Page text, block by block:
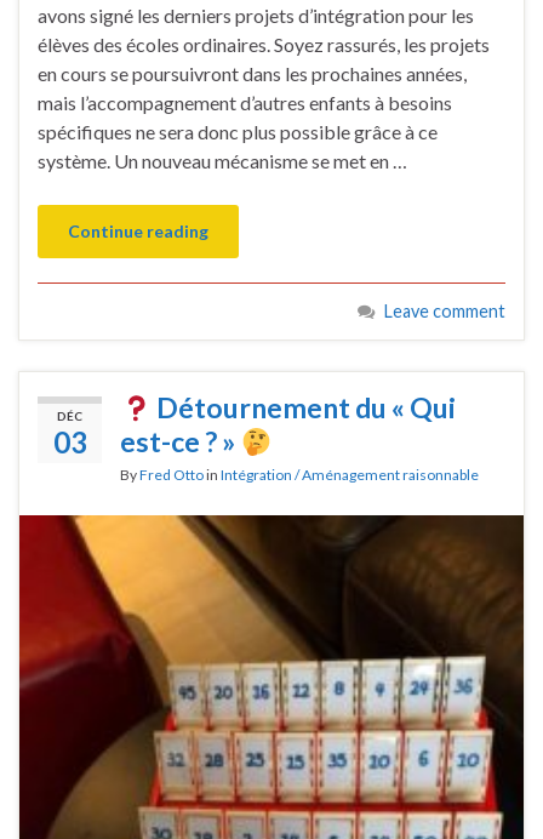
avons signé les derniers projets d’intégration pour les
élèves des écoles ordinaires. Soyez rassurés, les projets
en cours se poursuivront dans les prochaines années,
mais l’accompagnement d’autres enfants à besoins
spécifiques ne sera donc plus possible grâce à ce
système. Un nouveau mécanisme se met en …
Continue reading
Leave comment
DÉC
03
Détournement du « Qui
est-ce ? »
ByFred Ottoin Intégration / Aménagement raisonnable